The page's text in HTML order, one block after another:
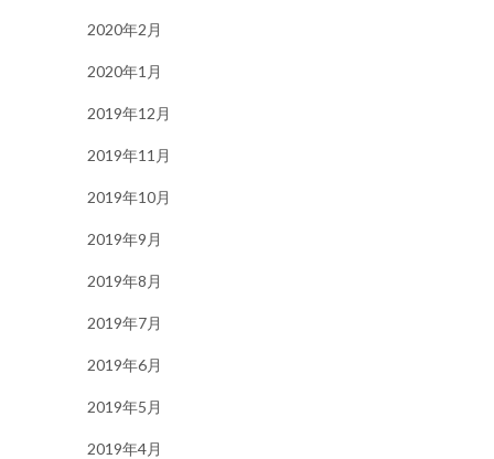
2020年2月
2020年1月
2019年12月
2019年11月
2019年10月
2019年9月
2019年8月
2019年7月
2019年6月
2019年5月
2019年4月